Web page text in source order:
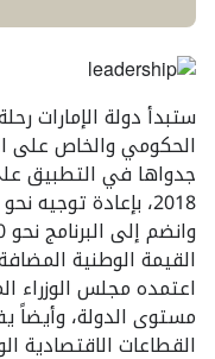
ستبدأ دولة الإمارات
الحكومي والخاص على
جدواها في التطبيق
القيمة الوطنية
اعتمده مجلس الوزراء
مستوى الدولة، وأيضاً
القطاعات الاقتصادية